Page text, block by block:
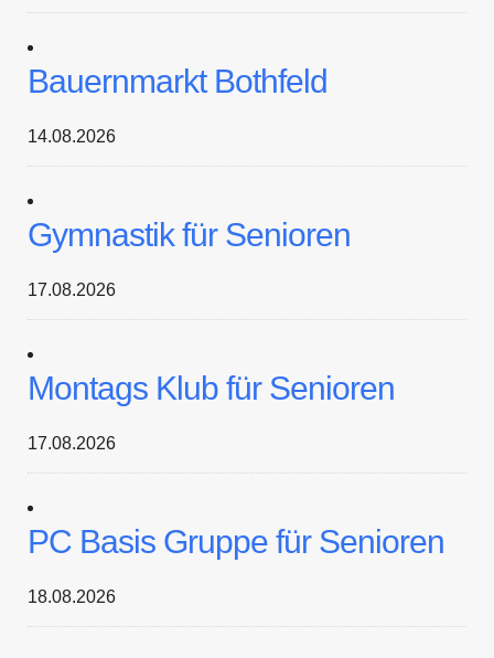
Bauernmarkt Bothfeld
14.08.2026
Gymnastik für Senioren
17.08.2026
Montags Klub für Senioren
17.08.2026
PC Basis Gruppe für Senioren
18.08.2026